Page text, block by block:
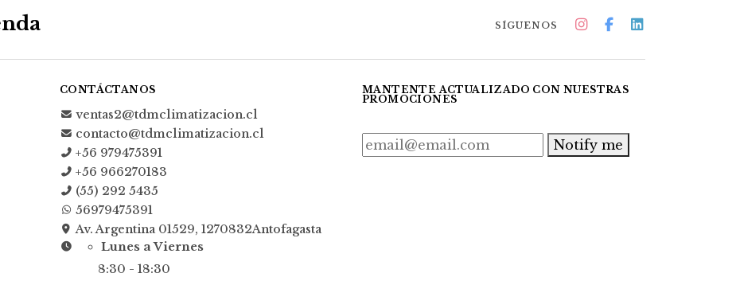
SÍGUENOS
CONTÁCTANOS
ventas2@tdmclimatizacion.cl
contacto@tdmclimatizacion.cl
+56 979475391
+56 966270183
(55) 292 5435
56979475391
Av. Argentina 01529, 1270832Antofagasta
Lunes a Viernes
8:30 - 18:30
MANTENTE ACTUALIZADO CON NUESTRAS
PROMOCIONES
Notify me